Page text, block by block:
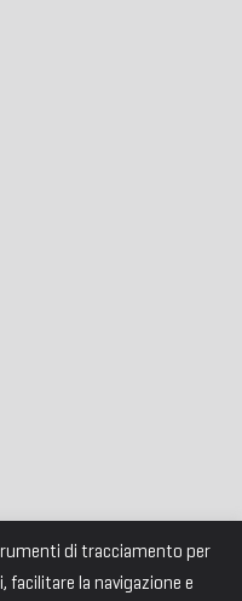
di tracciamento per
la navigazione e